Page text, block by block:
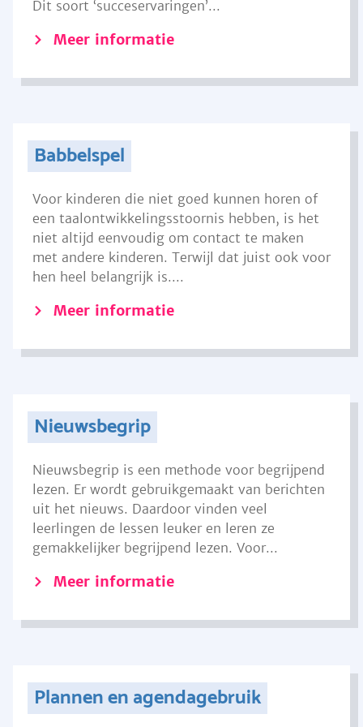
Dit soort ‘succeservaringen’...
Meer informatie
Babbelspel
Voor kinderen die niet goed kunnen horen of
een taalontwikkelingsstoornis hebben, is het
niet altijd eenvoudig om contact te maken
met andere kinderen. Terwijl dat juist ook voor
hen heel belangrijk is....
Meer informatie
Nieuwsbegrip
Nieuwsbegrip is een methode voor begrijpend
lezen. Er wordt gebruikgemaakt van berichten
uit het nieuws. Daardoor vinden veel
leerlingen de lessen leuker en leren ze
gemakkelijker begrijpend lezen. Voor...
Meer informatie
Plannen en agendagebruik